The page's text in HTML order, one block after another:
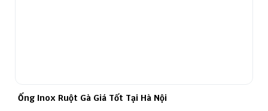
Ống Inox Ruột Gà Giá Tốt Tại Hà Nội